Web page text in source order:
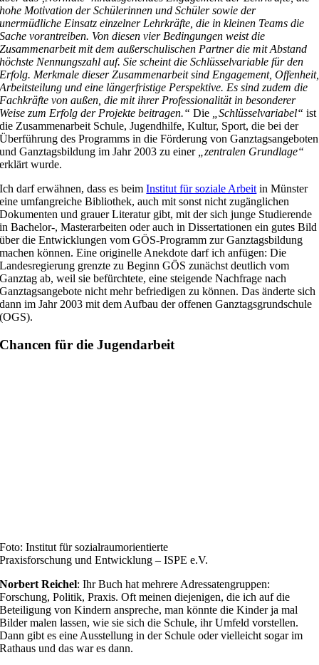
hohe Motivation der Schülerinnen und Schüler sowie der
unermüdliche Einsatz einzelner Lehrkräfte, die in kleinen Teams die
Sache vorantreiben. Von diesen vier Bedingungen weist die
Zusammenarbeit mit dem außerschulischen Partner die mit Abstand
höchste Nennungszahl auf. Sie scheint die Schlüsselvariable für den
Erfolg. Merkmale dieser Zusammenarbeit sind Engagement, Offenheit,
Arbeitsteilung und eine längerfristige Perspektive. Es sind zudem die
Fachkräfte von außen, die mit ihrer Professionalität in besonderer
Weise zum Erfolg der Projekte beitragen.“Die „Schlüsselvariabel“ist
die Zusammenarbeit Schule, Jugendhilfe, Kultur, Sport, die bei der
Überführung des Programms in die Förderung von Ganztagsangeboten
und Ganztagsbildung im Jahr 2003 zu einer
„zentralen Grundlage“
erklärt wurde.
Ich darf erwähnen, dass es beimInstitut für soziale Arbeit in Münster
eine umfangreiche Bibliothek, auch mit sonst nicht zugänglichen
Dokumenten und grauer Literatur gibt, mit der sich junge Studierende
in Bachelor-, Masterarbeiten oder auch in Dissertationen ein gutes Bild
über die Entwicklungen vom GÖS-Programm zur Ganztagsbildung
machen können. Eine originelle Anekdote darf ich anfügen: Die
Landesregierung grenzte zu Beginn GÖS zunächst deutlich vom
Ganztag ab, weil sie befürchtete, eine steigende Nachfrage nach
Ganztagsangebote nicht mehr befriedigen zu können. Das änderte sich
dann im Jahr 2003 mit dem Aufbau der offenen Ganztagsgrundschule
(OGS).
Chancen für die Jugendarbeit
Foto: Institut für sozialraumorientierte
Praxisforschung und Entwicklung – ISPE e.V.
Norbert Reichel: Ihr Buch hat mehrere Adressatengruppen:
Forschung, Politik, Praxis. Oft meinen diejenigen, die ich auf die
Beteiligung von Kindern anspreche, man könnte die Kinder ja mal
Bilder malen lassen, wie sie sich die Schule, ihr Umfeld vorstellen.
Dann gibt es eine Ausstellung in der Schule oder vielleicht sogar im
Rathaus und das war es dann.